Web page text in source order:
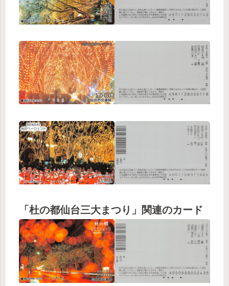
「杜の都仙台三大まつり」関連のカード